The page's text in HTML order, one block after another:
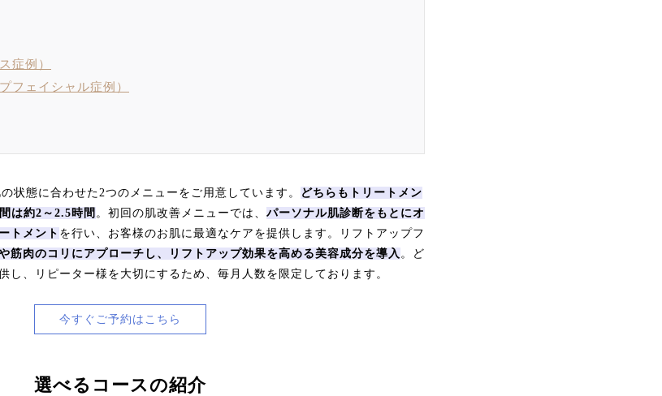
症例）
フェイシャル症例）
状態に合わせた2つのメニューをご用意しています。
どちらもトリートメン
は約2～2.5時間 。初回の肌改善メニューでは、 パーソナル肌診断をもとにオ
トメント を行い、お客様のお肌に最適なケアを提供します。リフトアップフ
筋肉のコリにアプローチし、リフトアップ効果を高める美容成分を導入。ど
し、リピーター様を大切にするため、毎月人数を限定しております。
今すぐご予約はこちら
選べるコースの紹介